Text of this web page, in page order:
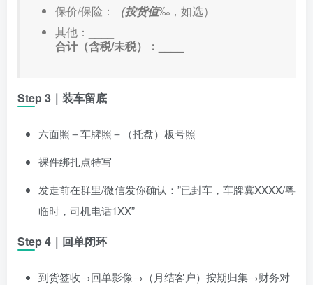
保价/保险：
（按货值‰，如选）
其他：____
合计（含税/未税）：____
Step 3｜装车留底
六面照＋车牌照＋（托盘）板号照
裸件绑扎点特写
发走前在群里/微信发你确认：”已封车，车牌冀XXXX/粤
临时，司机电话1XX”
Step 4｜回单闭环
到货签收→回单影像→（月结客户）按期归集→财务对